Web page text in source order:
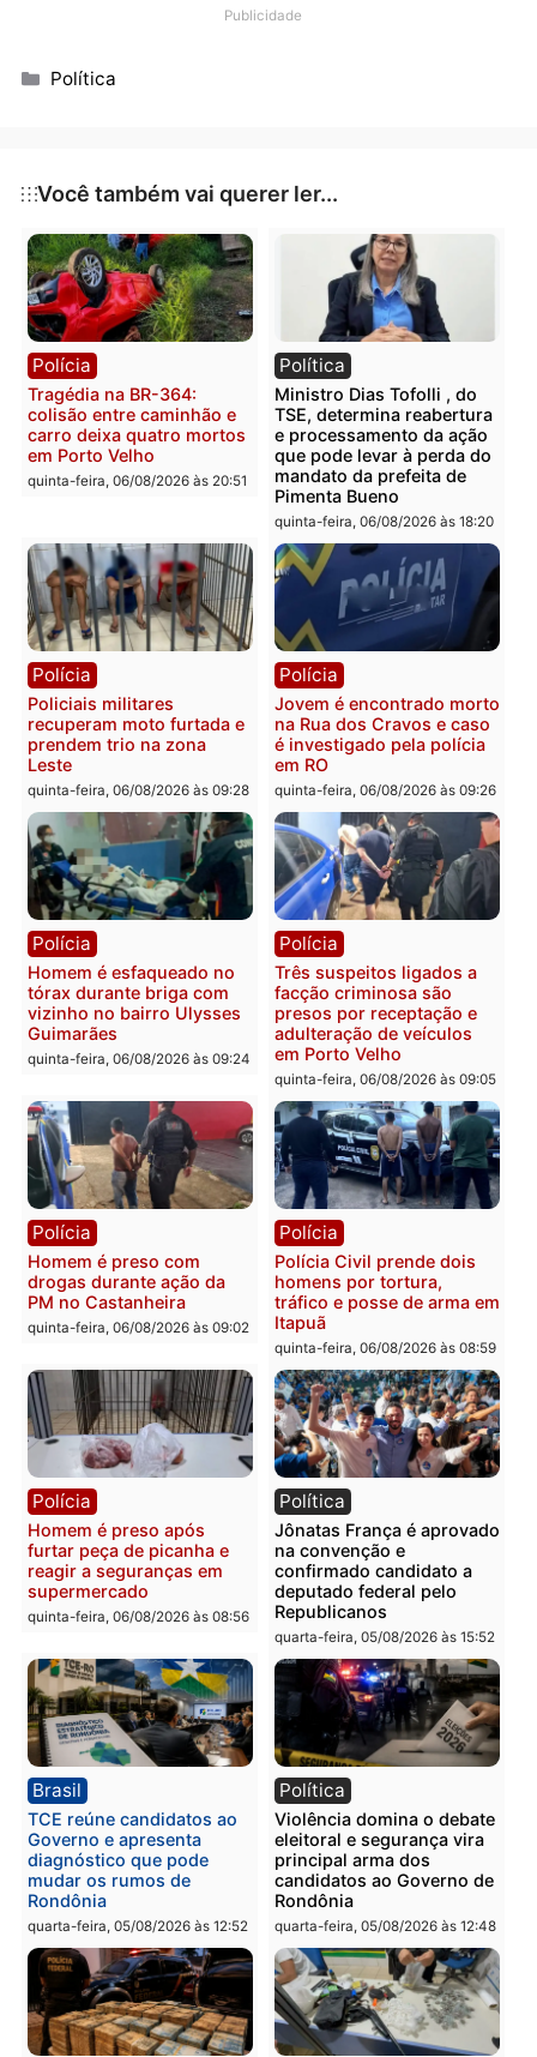
duas crianças, com no máximo cinco anos. Esses
Publicidade
Categorias
Política
Você também vai querer ler...
Polícia
Tragédia na BR-364:
colisão entre caminhão e
carro deixa quatro mortos
em Porto Velho
quinta-feira, 06/08/2026 às 20:51
Política
Ministro Dias Tofolli , do
TSE, determina
e processamento da
que pode levar à perda
mandato da prefeita de
Pimenta Bueno
quinta-feira, 06/08/2026 às
Polícia
Policiais militares
recuperam moto furtada e
prendem trio na zona
Leste
quinta-feira, 06/08/2026 às 09:28
Polícia
Jovem é encontrado
na Rua dos Cravos e
é investigado pela
em RO
quinta-feira, 06/08/2026 às
Polícia
Homem é esfaqueado no
tórax durante briga com
vizinho no bairro Ulysses
Guimarães
quinta-feira, 06/08/2026 às 09:24
Polícia
Três suspeitos ligados a
facção criminosa são
presos por receptação e
adulteração de veículos
em Porto Velho
quinta-feira, 06/08/2026 às
Polícia
Homem é preso com
drogas durante ação da
quinta-feira, 06/08/2026 às 09:02
Polícia
Polícia Civil prende dois
homens por tortura,
tráfico e posse de arma
Itapuã
quinta-feira, 06/08/2026 às
Polícia
Homem é preso após
furtar peça de picanha e
reagir a seguranças em
supermercado
quinta-feira, 06/08/2026 às 08:56
Política
Jônatas França é
na convenção e
confirmado candidato a
deputado federal pelo
Republicanos
quarta-feira, 05/08/2026 às